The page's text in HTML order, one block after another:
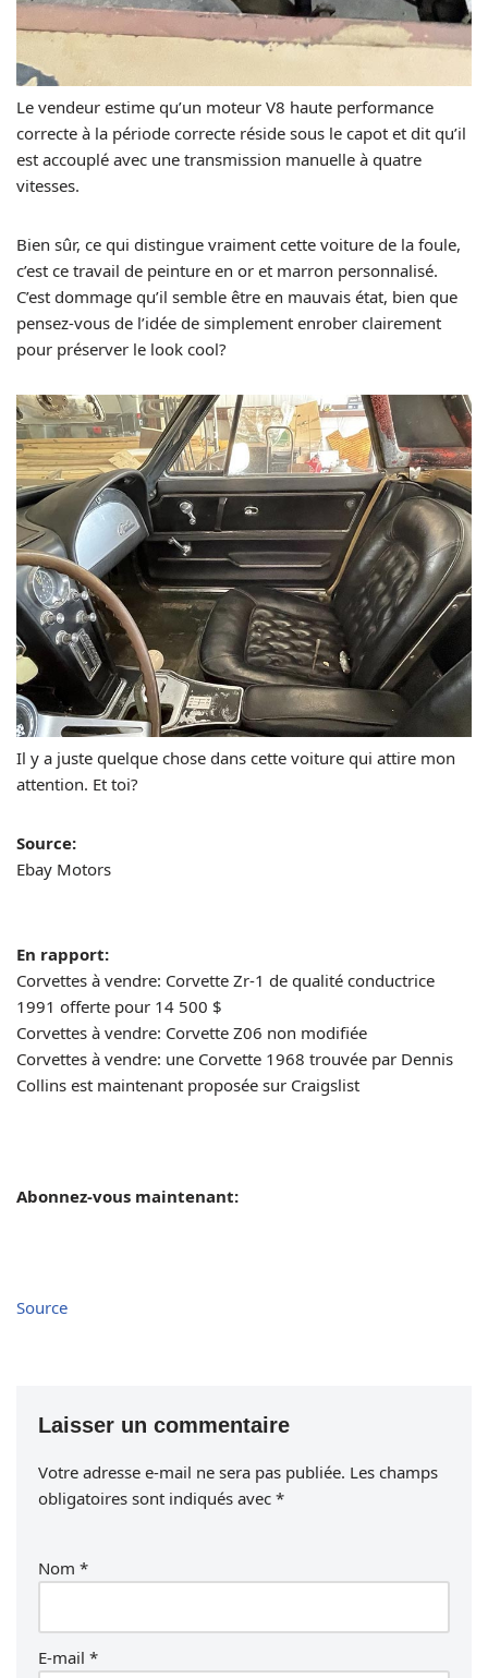
Le vendeur estime qu’un moteur V8 haute performance
correcte à la période correcte réside sous le capot et dit qu’il
est accouplé avec une transmission manuelle à quatre
vitesses.
Bien sûr, ce qui distingue vraiment cette voiture de la foule,
c’est ce travail de peinture en or et marron personnalisé.
C’est dommage qu’il semble être en mauvais état, bien que
pensez-vous de l’idée de simplement enrober clairement
pour préserver le look cool?
Il y a juste quelque chose dans cette voiture qui attire mon
attention. Et toi?
Source:
Ebay Motors
En rapport:
Corvettes à vendre: Corvette Zr-1 de qualité conductrice
1991 offerte pour 14 500 $
Corvettes à vendre: Corvette Z06 non modifiée
Corvettes à vendre: une Corvette 1968 trouvée par Dennis
Collins est maintenant proposée sur Craigslist
Abonnez-vous maintenant:
Source
Laisser un commentaire
Votre adresse e-mail ne sera pas publiée. Les champs
obligatoires sont indiqués avec *
Nom *
E-mail *